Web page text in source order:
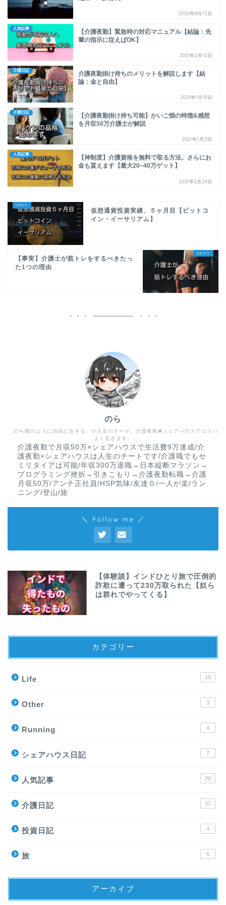
2020年8月17日
人気記事
【介護夜勤】緊急時の対応マニュアル【結論：先
輩の指示に従えばOK】
2021年2月10日
介護日記
介護夜勤掛け持ちのメリットを解説します【結
論：金と自由】
2021年1月18日
介護日記
【介護夜勤掛け持ち可能】かいご畑の特徴&感想
を月収50万介護士が解説
2021年1月5日
人気記事
【神制度】介護資格を無料で取る方法。さらにお
金も貰えます【最大20~40万ゲット】
2021年2月24日
仮想通貨投資実績、５ヶ月目【ビットコ
イン・イーサリアム】
【事実】介護士が筋トレをするべきたっ
た1つの理由
「のら猫のように自由に生きる」が人生のテーマ。介護夜勤✖︎シェアハウスでコスパ
よく生きます。
のら
介護夜勤で月収50万×シェアハウスで生活費9万達成/介
護夜勤×シェアハウスは人生のチートです/介護職でもセ
ミリタイアは可能/年収300万退職→日本縦断マラソン→
プログラミング挫折→引きこもり→介護夜勤転職→介護
月収50万/アンチ正社員/HSP気味/友達０/一人が楽/ラン
ニング/登山/旅
＼ Follow me ／
【体験談】インドひとり旅で圧倒的
詐欺に遭って230万取られた【奴ら
は群れでやってくる】
カテゴリー
Life 10
Other 3
Running 4
シェアハウス日記 7
人気記事 20
介護日記 37
投資日記 4
旅 6
アーカイブ